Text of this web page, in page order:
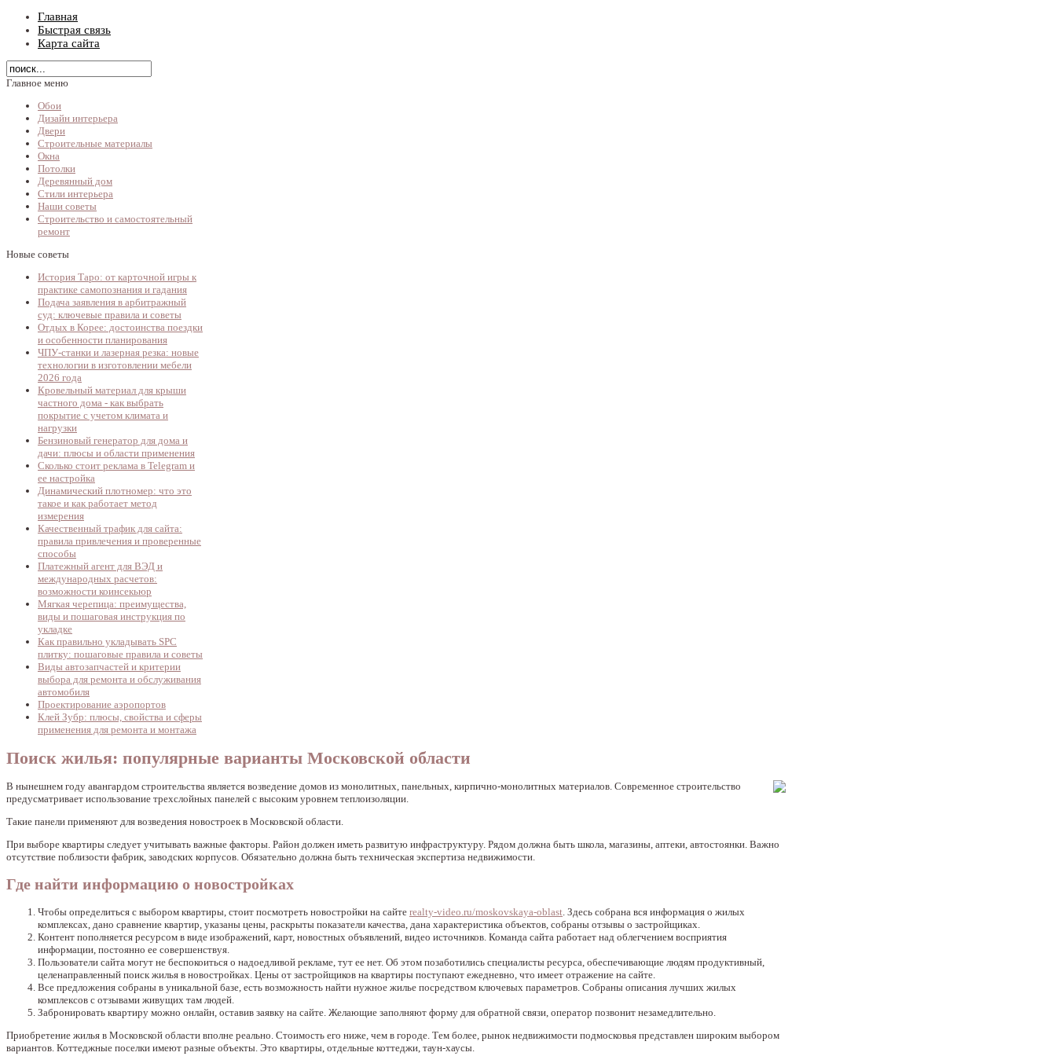
Главная
Быстрая связь
Карта сайта
Главное меню
Обои
Дизайн интерьера
Двери
Строительные материалы
Окна
Потолки
Деревянный дом
Стили интерьера
Наши советы
Строительство и самостоятельный
ремонт
Новые советы
История Таро: от карточной игры к
практике самопознания и гадания
Подача заявления в арбитражный
суд: ключевые правила и советы
Отдых в Корее: достоинства поездки
и особенности планирования
ЧПУ-станки и лазерная резка: новые
технологии в изготовлении мебели
2026 года
Кровельный материал для крыши
частного дома - как выбрать
покрытие с учетом климата и
нагрузки
Бензиновый генератор для дома и
дачи: плюсы и области применения
Сколько стоит реклама в Telegram и
ее настройка
Динамический плотномер: что это
такое и как работает метод
измерения
Качественный трафик для сайта:
правила привлечения и проверенные
способы
Платежный агент для ВЭД и
международных расчетов:
возможности коинсекьюр
Мягкая черепица: преимущества,
виды и пошаговая инструкция по
укладке
Как правильно укладывать SPC
плитку: пошаговые правила и советы
Виды автозапчастей и критерии
выбора для ремонта и обслуживания
автомобиля
Проектирование аэропортов
Клей Зубр: плюсы, свойства и сферы
применения для ремонта и монтажа
Поиск жилья: популярные варианты Московской области
В нынешнем году авангардом строительства является возведение домов из монолитных, панельных, кирпично-монолитных материалов. Современное строительство
предусматривает использование трехслойных панелей с высоким уровнем теплоизоляции.
Такие панели применяют для возведения новостроек в Московской области.
При выборе квартиры следует учитывать важные факторы. Район должен иметь развитую инфраструктуру. Рядом должна быть школа, магазины, аптеки, автостоянки. Важно
отсутствие поблизости фабрик, заводских корпусов. Обязательно должна быть техническая экспертиза недвижимости.
Где найти информацию о новостройках
Чтобы определиться с выбором квартиры, стоит посмотреть новостройки на сайте realty-video.ru/moskovskaya-oblast . Здесь собрана вся информация о жилых
комплексах, дано сравнение квартир, указаны цены, раскрыты показатели качества, дана характеристика объектов, собраны отзывы о застройщиках.
Контент пополняется ресурсом в виде изображений, карт, новостных объявлений, видео источников. Команда сайта работает над облегчением восприятия
информации, постоянно ее совершенствуя.
Пользователи сайта могут не беспокоиться о надоедливой рекламе, тут ее нет. Об этом позаботились специалисты ресурса, обеспечивающие людям продуктивный,
целенаправленный поиск жилья в новостройках. Цены от застройщиков на квартиры поступают ежедневно, что имеет отражение на сайте.
Все предложения собраны в уникальной базе, есть возможность найти нужное жилье посредством ключевых параметров. Собраны описания лучших жилых
комплексов с отзывами живущих там людей.
Забронировать квартиру можно онлайн, оставив заявку на сайте. Желающие заполняют форму для обратной связи, оператор позвонит незамедлительно.
Приобретение жилья в Московской области вполне реально. Стоимость его ниже, чем в городе. Тем более, рынок недвижимости подмосковья представлен широким выбором
вариантов. Коттеджные поселки имеют разные объекты. Это квартиры, отдельные коттеджи, таун-хаусы.